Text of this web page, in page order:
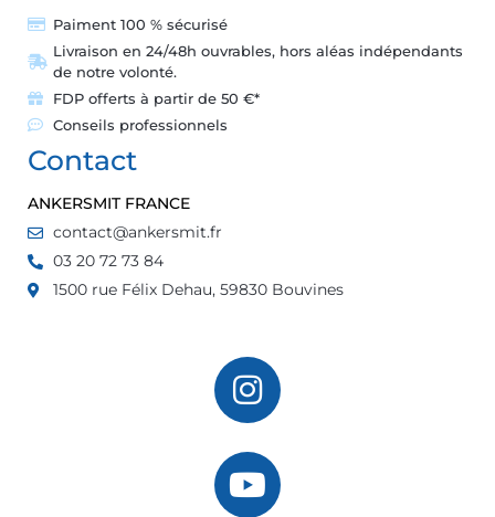
Paiment 100 % sécurisé
Livraison en 24/48h ouvrables, hors aléas indépendants
de notre volonté.
FDP offerts à partir de 50 €*
Conseils professionnels
Contact
ANKERSMIT FRANCE
contact@ankersmit.fr
03 20 72 73 84
1500 rue Félix Dehau, 59830 Bouvines